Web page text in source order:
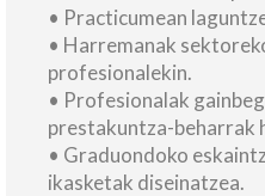
• Practicumean
• Harremanak
profesionalekin.
• Profesionalak
prestakuntza-beharrak
• Graduondoko
ikasketak diseinatzea.